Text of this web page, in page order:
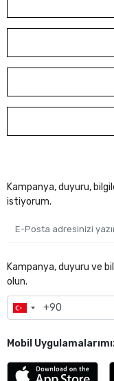
Kampanya, duyuru,
istiyorum.
Kampanya, duyuru ve
olun.
Mobil